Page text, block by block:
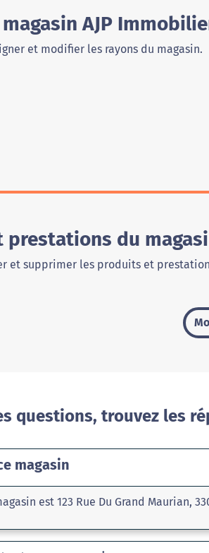
AJP
et modifier les rayons du magasin.
du
et supprimer les produits et
questions, trouvez les
magasin
est 123 Rue Du Grand Maurian,